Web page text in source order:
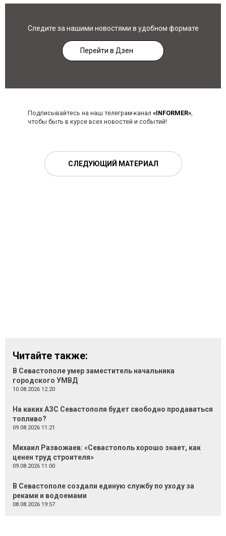
Следите за нашими новостями в удобном формате
Перейти в Дзен
Подписывайтесь на наш телеграм-канал «INFORMER»,
чтобы быть в курсе всех новостей и событий!
СЛЕДУЮЩИЙ МАТЕРИАЛ
Читайте также:
В Севастополе умер заместитель начальника
городского УМВД
10.08.2026 12:20
На каких АЗС Севастополя будет свободно продаваться
топливо?
09.08.2026 11:21
Михаил Развожаев: «Севастополь хорошо знает, как
ценен труд строителя»
09.08.2026 11:00
В Севастополе создали единую службу по уходу за
реками и водоемами
08.08.2026 19:57